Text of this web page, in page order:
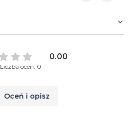
0.00
Liczba ocen: 0
Oceń i opisz